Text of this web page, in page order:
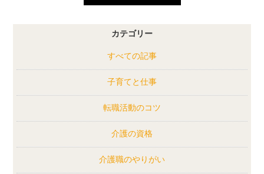
カテゴリー
すべての記事
子育てと仕事
転職活動のコツ
介護の資格
介護職のやりがい